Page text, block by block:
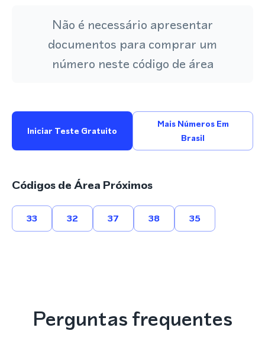
Não é necessário apresentar
documentos para comprar um
número neste código de área
Iniciar Teste Gratuito
Mais Números Em
Brasil
Códigos de Área Próximos
33 32 37 38 35
Perguntas frequentes